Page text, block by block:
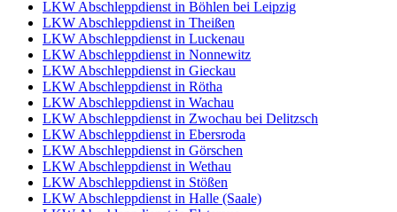
LKW Abschleppdienst in Böhlen bei Leipzig
LKW Abschleppdienst in Theißen
LKW Abschleppdienst in Luckenau
LKW Abschleppdienst in Nonnewitz
LKW Abschleppdienst in Gieckau
LKW Abschleppdienst in Rötha
LKW Abschleppdienst in Wachau
LKW Abschleppdienst in Zwochau bei Delitzsch
LKW Abschleppdienst in Ebersroda
LKW Abschleppdienst in Görschen
LKW Abschleppdienst in Wethau
LKW Abschleppdienst in Stößen
LKW Abschleppdienst in Halle (Saale)